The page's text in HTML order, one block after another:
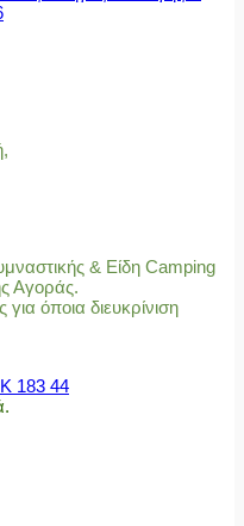
& Είδη Camping
Αγοράς.
όποια διευκρίνιση
183 44